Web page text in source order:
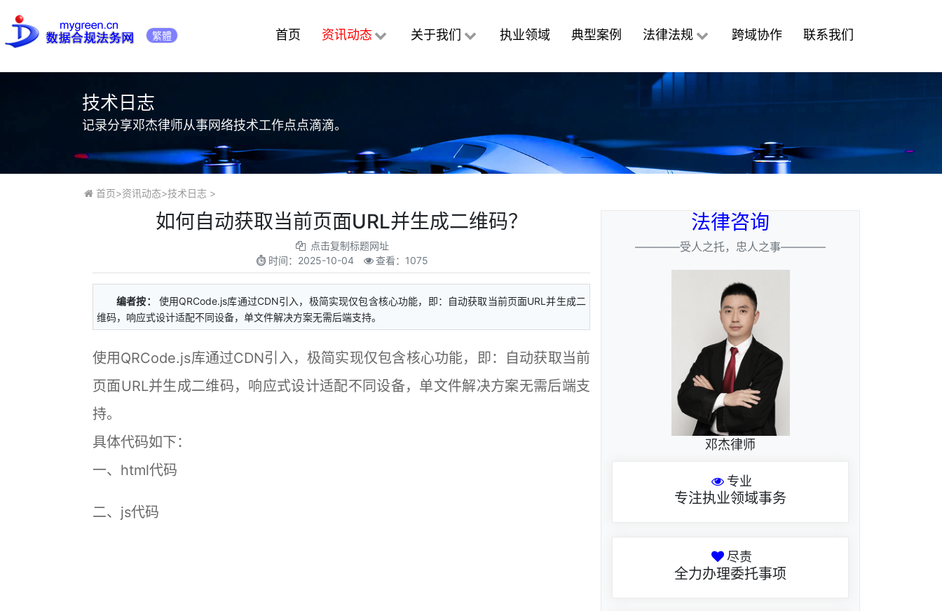
繁體 首页 资讯动态 关于我们 执业领域 典型案例 法律法规 跨域协作 联系我们
技术日志
记录分享邓杰律师从事网络技术工作点点滴滴。
首页>资讯动态>技术日志>
如何自动获取当前页面URL并生成二维码？
点击复制标题网址
时间： 2025-10-04 查看：1075
编者按：
使用QRCode.js库通过CDN引入，极简实现仅包含核心功能，即：自动获取当前页面URL并生成二
维码，响应式设计适配不同设备，单文件解决方案无需后端支持。
使用QRCode.js库通过CDN引入，极简实现仅包含核心功能，即：自动获取当前
页面URL并生成二维码，响应式设计适配不同设备，单文件解决方案无需后端支
持。
具体代码如下：
一、html代码
二、js代码
法律咨询
————受人之托，忠人之事————
邓杰律师
专业
专注执业领域事务
尽责
全力办理委托事项